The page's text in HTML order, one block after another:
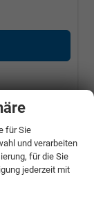
für Sie
und verarbeiten
für die Sie
jederzeit mit